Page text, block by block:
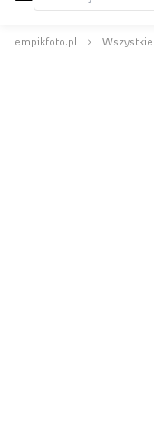
empikfoto.pl